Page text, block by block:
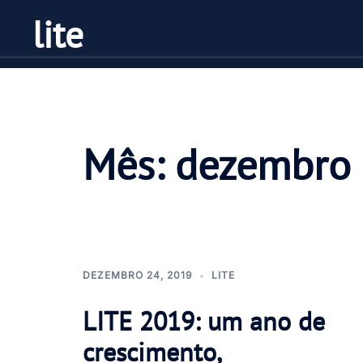
conteúdo
lite
Mês:
DEZEMBRO 24, 2019 LITE
LITE 2019: um ano de
crescimento,